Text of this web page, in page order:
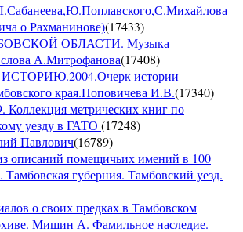
о Рахманинове)(17433)
ОБЛАСТИ. Музыка
А.Митрофанова(17408)
истории
края.Поповичева И.В.(17340)
метрических книг по
уезду в ГАТО (17248)
Павлович(16789)
описаний помещичьих имений в 100
губерния. Тамбовский уезд.
о своих предках в Тамбовском
Мишин А. Фамильное наследие.